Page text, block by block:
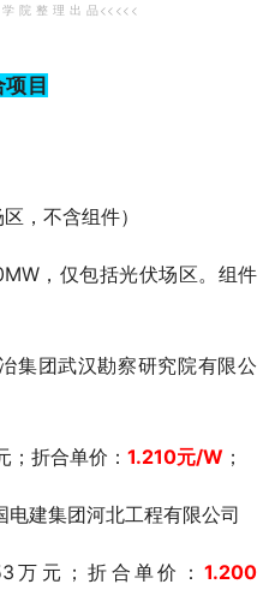
院 整 理 出 品<<<<<
目
，不含组件）
，仅包括光伏场区。组件
集团武汉勘察研究院有限公
折合单价： 1.210元/W ；
电建集团河北工程有限公司
万元；折合单价： 1.200